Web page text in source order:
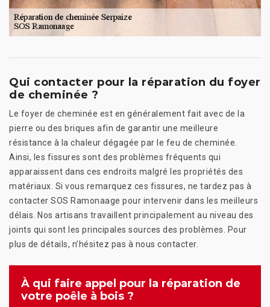
Qui contacter pour la réparation du foyer
de cheminée ?
Le foyer de cheminée est en généralement fait avec de la
pierre ou des briques afin de garantir une meilleure
résistance à la chaleur dégagée par le feu de cheminée.
Ainsi, les fissures sont des problèmes fréquents qui
apparaissent dans ces endroits malgré les propriétés des
matériaux. Si vous remarquez ces fissures, ne tardez pas à
contacter SOS Ramonaage pour intervenir dans les meilleurs
délais. Nos artisans travaillent principalement au niveau des
joints qui sont les principales sources des problèmes. Pour
plus de détails, n’hésitez pas à nous contacter.
À qui faire appel pour la réparation de
votre poêle à bois ?